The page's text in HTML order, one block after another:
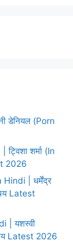
डेनियल (Porn
शर्मा (In
2026
| धर्मेंद्र
Latest
| यशस्वी
Latest 2026